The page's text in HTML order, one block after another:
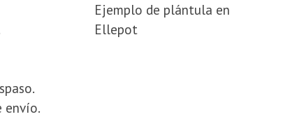
Ejemplo de plántula en
Ellepot
envío.